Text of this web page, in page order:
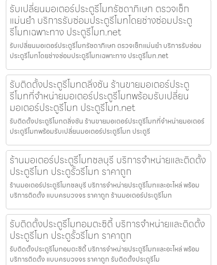
รับเปลี่ยนมอเตอร์ประตูรีโมทรัชดาภิเษก ตรวจเช็ก
แม่นยำ บริการรับซ่อมประตูรีโมทโดยช่างซ่อมประตู
รีโมทเฉพาะทาง ประตูรีโมท.net
รับเปลี่ยนมอเตอร์ประตูรีโมทรัชดาภิเษก ตรวจเช็กแม่นยำ บริการรับซ่อม
ประตูรีโมทโดยช่างซ่อมประตูรีโมทเฉพาะทาง ประตูรีโมท.net
รับติดตั้งประตูรีโมทตลิ่งชัน ร้านขายมอเตอร์ประตู
รีโมทที่จำหน่ายมอเตอร์ประตูรีโมทพร้อมรับเปลี่ยน
มอเตอร์ประตูรีโมท ประตูรีโมท.net
รับติดตั้งประตูรีโมทตลิ่งชัน ร้านขายมอเตอร์ประตูรีโมทที่จำหน่ายมอเตอร์
ประตูรีโมทพร้อมรับเปลี่ยนมอเตอร์ประตูรีโมท ประตูรี
ร้านมอเตอร์ประตูรีโมทชลบุรี บริการจำหน่ายและติดตั้ง
ประตูรีโมท ประตูรั้วรีโมท ราคาถูก
ร้านมอเตอร์ประตูรีโมทชลบุรี บริการจำหน่ายประตูรีโมทและอะไหล่ พร้อม
บริการติดตั้ง แบบครบวงจร ราคาถูก ร้านมอเตอร์ประตูรีโมท
รับติดตั้งประตูรีโมทอมตะซิตี้ บริการจำหน่ายและติดตั้ง
ประตูรีโมท ประตูรั้วรีโมท ราคาถูก
รับติดตั้งประตูรีโมทอมตะซิตี้ บริการจำหน่ายประตูรีโมทและอะไหล่ พร้อม
บริการติดตั้ง แบบครบวงจร ราคาถูก รับติดตั้งประตูรีโม